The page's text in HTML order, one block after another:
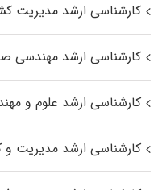
کارشناسی ارشد مدیریت
کارشناسی ارشد مهندسی
کارشناسی ارشد علوم و
کارشناسی ارشد مدیریت و